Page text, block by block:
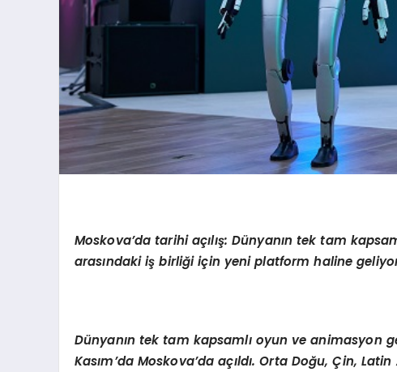
Moskova’datarihi açılış: Dünyanın tek tam
arasındaki iş birliği için yeni platform haline
Dünyanın tek tam kapsamlı oyun ve animasyon
Kasım’da Moskova’da açıldı. Orta Doğu, Çin,